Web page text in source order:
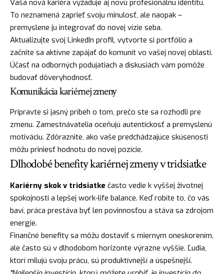
Vaša nová kariéra vyžaduje aj novú profesionálnu identitu.
To neznamená zaprieť svoju minulosť, ale naopak –
premyslene ju integrovať do novej vízie seba.
Aktualizujte svoj LinkedIn profil, vytvorte si portfólio a
začnite sa aktívne zapájať do komunít vo vašej novej oblasti.
Účasť na odborných podujatiach a diskusiách vám pomôže
budovať dôveryhodnosť.
Komunikácia kariérnej zmeny
Pripravte si jasný príbeh o tom, prečo ste sa rozhodli pre
zmenu. Zamestnávatelia oceňujú autentickosť a premyslenú
motiváciu. Zdôraznite, ako vaše predchádzajúce skúsenosti
môžu priniesť hodnotu do novej pozície.
Dlhodobé benefity kariérnej zmeny v tridsiatke
Kariérny skok v tridsiatke často vedie k vyššej životnej
spokojnosti a lepšej work-life balance. Keď robíte to, čo vás
baví, práca prestáva byť len povinnosťou a stáva sa zdrojom
energie.
Finančné benefity sa môžu dostaviť s miernym oneskorením,
ale často sú v dlhodobom horizonte výrazne vyššie. Ľudia,
ktorí milujú svoju prácu, sú produktívnejší a úspešnejší.